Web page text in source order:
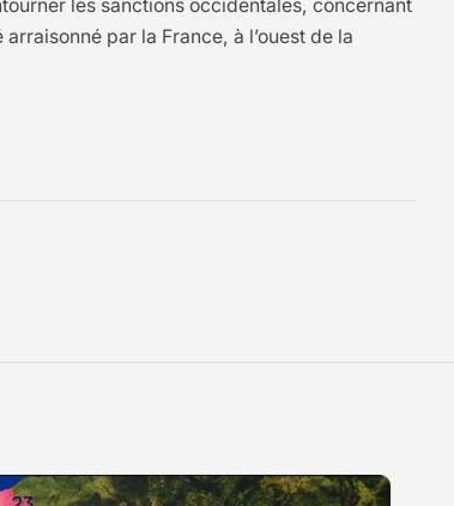
les sanctions occidentales, concernant
par la France, à l’ouest de la